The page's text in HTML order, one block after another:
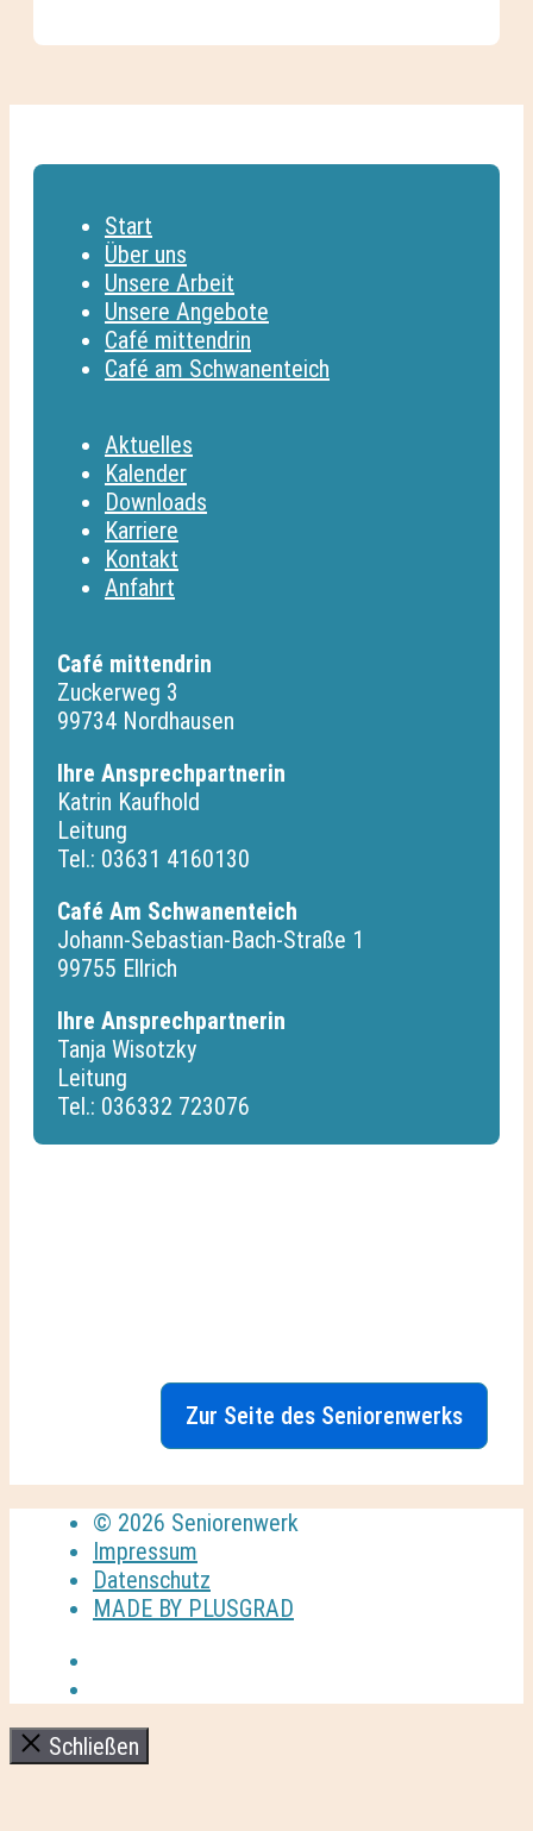
Start
Über uns
Unsere Arbeit
Unsere Angebote
Café mittendrin
Café am Schwanenteich
Aktuelles
Kalender
Downloads
Karriere
Kontakt
Anfahrt
Café mittendrin
Zuckerweg 3
99734 Nordhausen
Ihre Ansprechpartnerin
Katrin Kaufhold
Leitung
Tel.: 03631 4160130
Café Am Schwanenteich
Johann-Sebastian-Bach-Straße 1
99755 Ellrich
Ihre Ansprechpartnerin
Tanja Wisotzky
Leitung
Tel.: 036332 723076
Zur Seite des Seniorenwerks
© 2026 Seniorenwerk
Impressum
Datenschutz
MADE BY PLUSGRAD
Schließen